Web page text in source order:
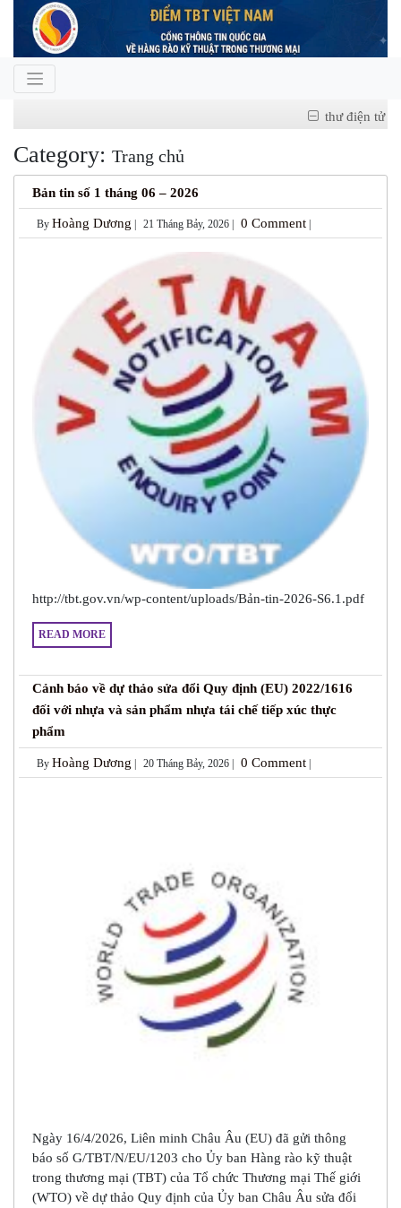
thư điện tử
Category: Trang chủ
Bản tin số 1 tháng 06 – 2026
By Hoàng Dương 21 Tháng Bảy, 2026 | 0 Comment
http://tbt.gov.vn/wp-content/uploads/Bản-tin-2026-S6.1.pdf
READ MORE
Cảnh báo về dự thảo sửa đổi Quy định (EU) 2022/1616
đối với nhựa và sản phẩm nhựa tái chế tiếp xúc thực
phẩm
By Hoàng Dương | 20 Tháng Bảy, 2026 | 0 Comment |
Ngày 16/4/2026, Liên minh Châu Âu (EU) đã gửi thông
báo số G/TBT/N/EU/1203 cho Ủy ban Hàng rào kỹ thuật
trong thương mại (TBT) của Tổ chức Thương mại Thế giới
(WTO) về dự thảo Quy định của Ủy ban Châu Âu sửa đổi